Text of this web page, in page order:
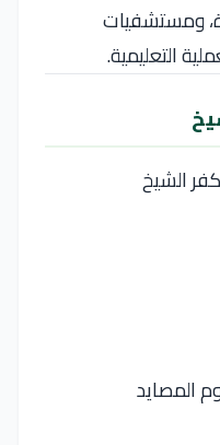
ومستشفيات
التعليمية.
الشيخ
المصايد